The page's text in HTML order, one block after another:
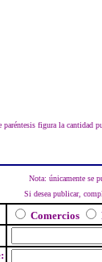
paréntesis figura la cantidad
Nota: únicamente se
Si desea publicar,
Comercios